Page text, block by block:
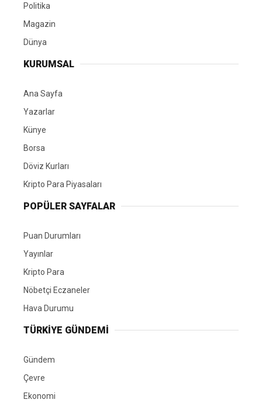
Politika
Magazin
Dünya
KURUMSAL
Ana Sayfa
Yazarlar
Künye
Borsa
Döviz Kurları
Kripto Para Piyasaları
POPÜLER SAYFALAR
Puan Durumları
Yayınlar
Kripto Para
Nöbetçi Eczaneler
Hava Durumu
TÜRKIYE GÜNDEMI
Gündem
Çevre
Ekonomi